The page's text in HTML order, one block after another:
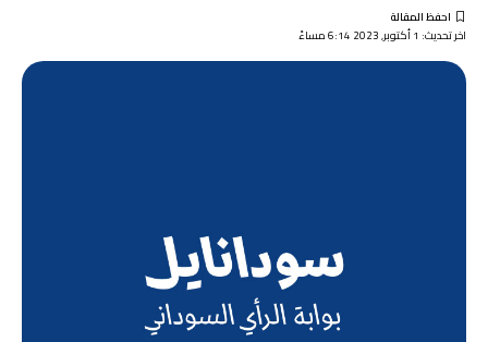
اخر تحديث: 1 أكتوبر, 2023 6:14 مساءً